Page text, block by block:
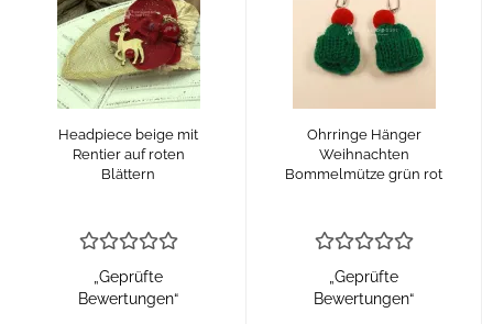
Headpiece beige mit
Rentier auf roten
Blättern
„Geprüfte
Bewertungen“
Ohrringe Hänger
Weihnachten
Bommelmütze grün rot
„Geprüfte
Bewertungen“